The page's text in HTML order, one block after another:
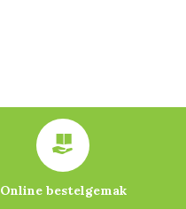
Online bestelgemak